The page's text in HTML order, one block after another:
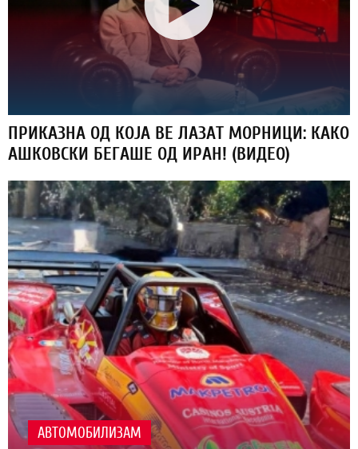
ПРИКАЗНА ОД КОЈА ВЕ ЛАЗАТ МОРНИЦИ: КАКО
АШКОВСКИ БЕГАШЕ ОД ИРАН! (ВИДЕО)
АВТОМОБИЛИЗАМ